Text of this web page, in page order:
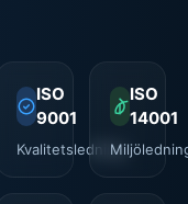
ISO
9001
Kvalitetsledning
ISO
14001